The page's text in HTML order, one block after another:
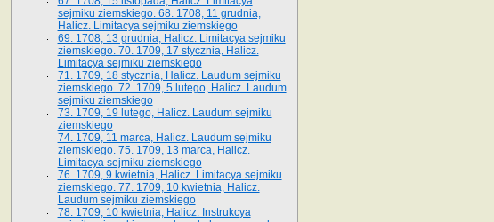
sejmiku ziemskiego. 68. 1708, 11 grudnia,
Halicz. Limitacya sejmiku ziemskiego
69. 1708, 13 grudnia, Halicz. Limitacya sejmiku
ziemskiego. 70. 1709, 17 stycznia, Halicz.
Limitacya sejmiku ziemskiego
71. 1709, 18 stycznia, Halicz. Laudum sejmiku
ziemskiego. 72. 1709, 5 lutego, Halicz. Laudum
sejmiku ziemskiego
73. 1709, 19 lutego, Halicz. Laudum sejmiku
ziemskiego
74. 1709, 11 marca, Halicz. Laudum sejmiku
ziemskiego. 75. 1709, 13 marca, Halicz.
Limitacya sejmiku ziemskiego
76. 1709, 9 kwietnia, Halicz. Limitacya sejmiku
ziemskiego. 77. 1709, 10 kwietnia, Halicz.
Laudum sejmiku ziemskiego
78. 1709, 10 kwietnia, Halicz. Instrukcya